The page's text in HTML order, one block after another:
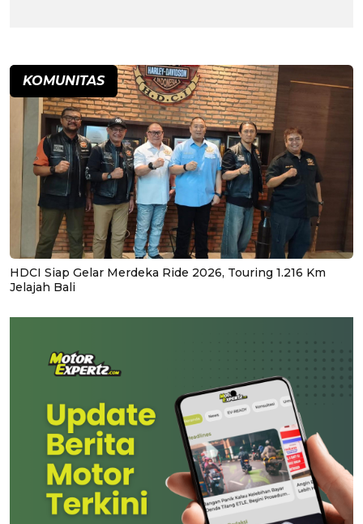
KOMUNITAS
HDCI Siap Gelar Merdeka Ride 2026, Touring 1.216 Km
Jelajah Bali